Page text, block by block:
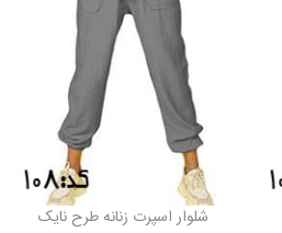
شلوار اسپرت زنانه طرح نایک